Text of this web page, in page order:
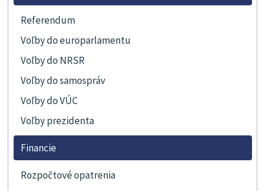
Referendum
Voľby do europarlamentu
Voľby do NRSR
Voľby do samospráv
Voľby do VÚC
Voľby prezidenta
Financie
Rozpočtové opatrenia